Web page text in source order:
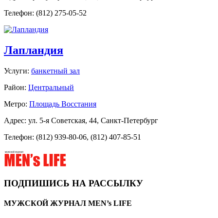
Телефон: (812) 275-05-52
Лапландия
Услуги: банкетный зал
Район: Центральный
Метро: Площадь Восстания
Адрес: ул. 5-я Советская, 44, Санкт-Петербург
Телефон: (812) 939-80-06, (812) 407-85-51
ПОДПИШИСЬ НА РАССЫЛКУ
МУЖСКОЙ ЖУРНАЛ MEN’s LIFE